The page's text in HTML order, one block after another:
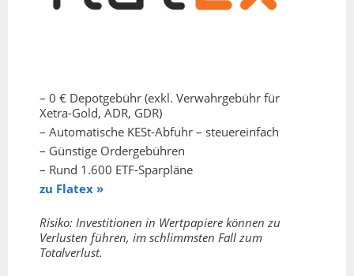
– 0 € Depotgebühr (exkl. Verwahrgebühr für
Xetra-Gold, ADR, GDR)
– Automatische KESt-Abfuhr – steuereinfach
– Günstige Ordergebühren
– Rund 1.600 ETF-Sparpläne
zu Flatex »
Risiko: Investitionen in Wertpapiere können zu
Verlusten führen, im schlimmsten Fall zum
Totalverlust.